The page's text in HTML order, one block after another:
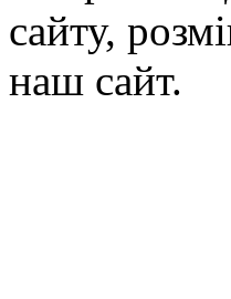
сайту,
наш сайт.